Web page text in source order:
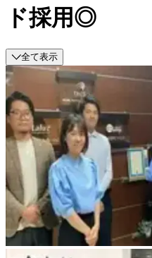
ド採用◎
全て表示